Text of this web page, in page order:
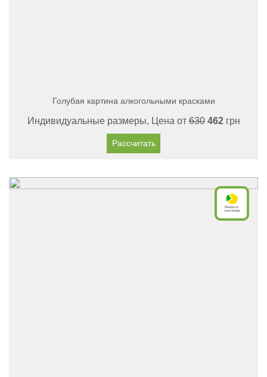
Голубая картина алкогольными красками
Индивидуальные размеры, Цена от630 462грн
Рассчитать